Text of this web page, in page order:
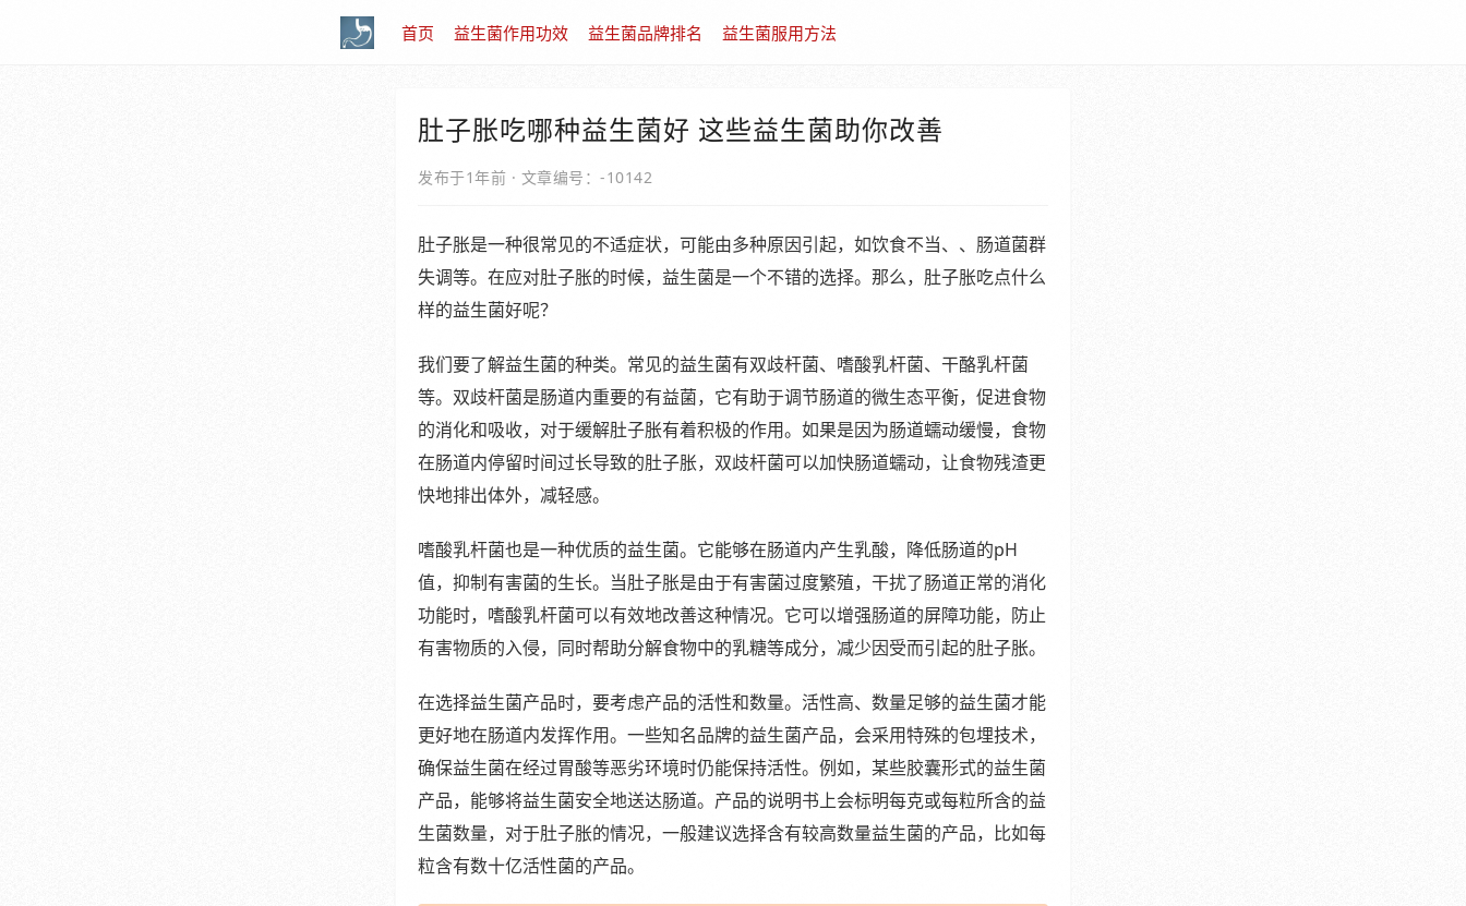
首页 益生菌作用功效 益生菌品牌排名 益生菌服用方法
肚子胀吃哪种益生菌好 这些益生菌助你改善
发布于1年前 · 文章编号：-10142
肚子胀是一种很常见的不适症状，可能由多种原因引起，如饮食不当、、肠道菌群
失调等。在应对肚子胀的时候，益生菌是一个不错的选择。那么，肚子胀吃点什么
样的益生菌好呢？
我们要了解益生菌的种类。常见的益生菌有双歧杆菌、嗜酸乳杆菌、干酪乳杆菌
等。双歧杆菌是肠道内重要的有益菌，它有助于调节肠道的微生态平衡，促进食物
的消化和吸收，对于缓解肚子胀有着积极的作用。如果是因为肠道蠕动缓慢，食物
在肠道内停留时间过长导致的肚子胀，双歧杆菌可以加快肠道蠕动，让食物残渣更
快地排出体外，减轻感。
嗜酸乳杆菌也是一种优质的益生菌。它能够在肠道内产生乳酸，降低肠道的pH
值，抑制有害菌的生长。当肚子胀是由于有害菌过度繁殖，干扰了肠道正常的消化
功能时，嗜酸乳杆菌可以有效地改善这种情况。它可以增强肠道的屏障功能，防止
有害物质的入侵，同时帮助分解食物中的乳糖等成分，减少因受而引起的肚子胀。
在选择益生菌产品时，要考虑产品的活性和数量。活性高、数量足够的益生菌才能
更好地在肠道内发挥作用。一些知名品牌的益生菌产品，会采用特殊的包埋技术，
确保益生菌在经过胃酸等恶劣环境时仍能保持活性。例如，某些胶囊形式的益生菌
产品，能够将益生菌安全地送达肠道。产品的说明书上会标明每克或每粒所含的益
生菌数量，对于肚子胀的情况，一般建议选择含有较高数量益生菌的产品，比如每
粒含有数十亿活性菌的产品。